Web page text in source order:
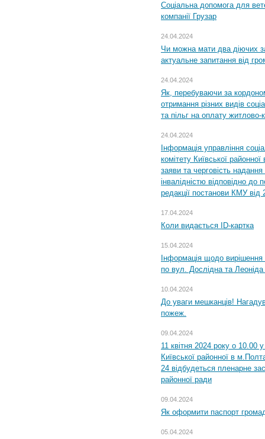
Соціальна допомога для
компанії Грузар
24.04.2024
Чи можна мати два діючих
актуальне запитання від
24.04.2024
Як, перебуваючи за
отримання різних видів
та пільг на оплату
24.04.2024
Інформація управління
комітету Київської
заяви та черговість надання
інвалідністю відповідно
редакції постанови КМУ
17.04.2024
Коли видається ID-картка
15.04.2024
Інформація щодо
по вул. Дослідна та Леоніда
10.04.2024
До уваги мешканців!
пожеж.
09.04.2024
11 квітня 2024 року о 10.00
Київської районної в
24 відбудеться пленарне
районної ради
09.04.2024
Як оформити паспорт
05.04.2024